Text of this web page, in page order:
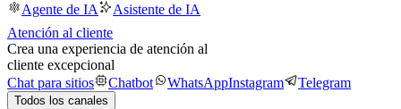
Agente de IA
Asistente de IA
Atención al cliente
Crea una experiencia de atención al
cliente excepcional
Chat para sitios
Chatbot WhatsAppInstagram Telegram
Todos los canales